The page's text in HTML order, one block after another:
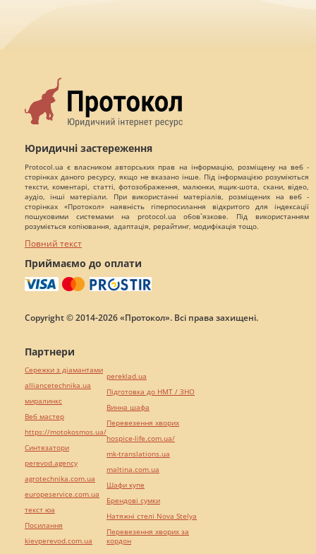
Юридичні застереження
Protocol.ua є власником авторських прав на інформацію, розміщену на веб -
сторінках даного ресурсу, якщо не вказано інше. Під інформацією розуміються
тексти, коментарі, статті, фотозображення, малюнки, ящик-шота, скани, відео,
аудіо, інші матеріали. При використанні матеріалів, розміщених на веб -
сторінках «Протокол» наявність гіперпосилання відкритого для індексації
пошуковими системами на protocol.ua обов`язкове. Під використанням
розуміється копіювання, адаптація, рерайтинг, модифікація тощо.
Повний текст
Приймаємо до оплати
Copyright © 2014-2026 «Протокол». Всі права захищені.
Партнери
Сережки з діамантами
alliancetechnika.ua
миралинкс
Веб мастер
https://motokosmos.ua/
Синтезатори
perevod.agency
agrotechnika.com.ua
europeservice.com.ua
текст юа
Посилання
kievperevod.com.ua
pereklad.ua
Підготовка до НМТ / ЗНО
Винна шафа
Перевезення хворих
hospice-life.com.ua/
mk-translations.ua
maltina.com.ua
Шафи купе
Брендові сумки
Натяжні стелі Nova Stelya
Перевезення хворих за
кордон